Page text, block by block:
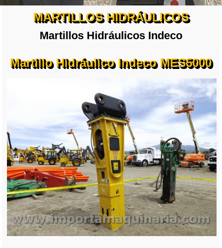
MARTILLOS HIDRÁULICOS
Martillos Hidráulicos Indeco
Martillo Hidráulico Indeco MES5000